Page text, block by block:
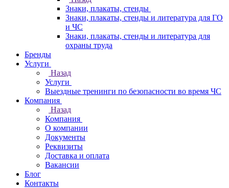
Знаки, плакаты, стенды
Знаки, плакаты, стенды и литература для ГО
и ЧС
Знаки, плакаты, стенды и литература для
охраны труда
Бренды
Услуги
Назад
Услуги
Выездные тренинги по безопасности во время ЧС
Компания
Назад
Компания
О компании
Документы
Реквизиты
Доставка и оплата
Вакансии
Блог
Контакты